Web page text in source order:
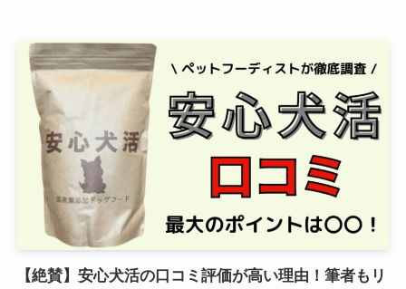
【絶賛】安心犬活の口コミ評価が高い理由！筆者もリ